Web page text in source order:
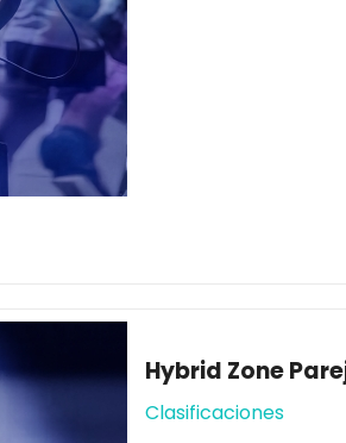
Hybrid Zone
Clasificaciones